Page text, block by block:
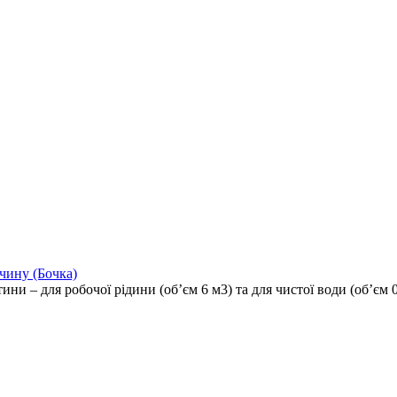
(Бочка)
– для робочої рідини (об’єм 6 м3) та для чистої води (об’єм